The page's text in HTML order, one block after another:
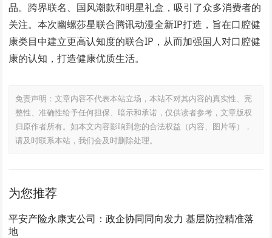
品。跨界联名、国风潮款和明星礼盒，吸引了众多消费者的
关注。本次幽螺莎星联合腾讯动漫全新IP打造，旨在口腔健
康类目中建立更高认知度的联合IP，从而加强国人对口腔健
康的认知，打造健康优质生活。
免责声明：文章内容不代表本站立场，本站不对其内容的真实性、完
整性、准确性给予任何担保、暗示和承诺，仅供读者参考，文章版权
归原作者所有。如本文内容影响到您的合法权益（内容、图片等），
请及时联系本站，我们会及时删除处理。
为您推荐
平安产险永康支公司：政企协同同向发力 基层防控精准落
地